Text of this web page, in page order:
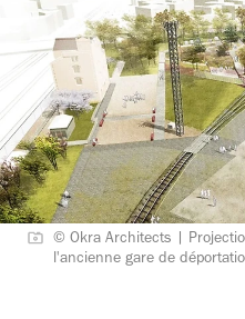
© Okra Architects |
l'ancienne gare de